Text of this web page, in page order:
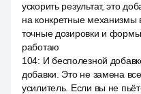
ускорить результат, это
на конкретные механизмы
точные дозировки и
работаю
104: И бесполезной
добавки. Это не замена
усилитель. Если вы не